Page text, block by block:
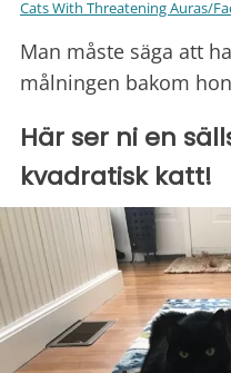
Cats With Threatening Auras/
Man måste säga att
målningen bakom
Här ser ni en
kvadratisk katt!